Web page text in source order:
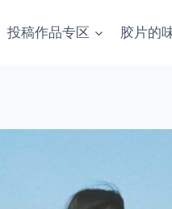
投稿作品专区 胶片的